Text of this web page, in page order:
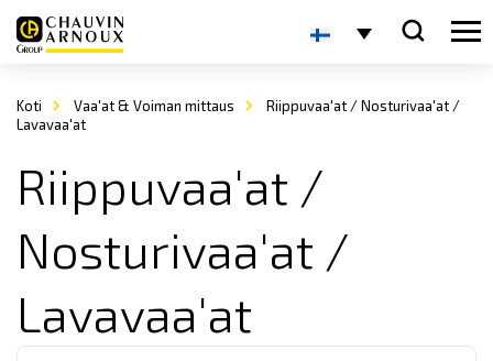
Koti Vaa'at & Voiman mittaus
Riippuvaa'at / Nosturivaa'at /
Lavavaa'at
Riippuvaa'at /
Nosturivaa'at /
Lavavaa'at